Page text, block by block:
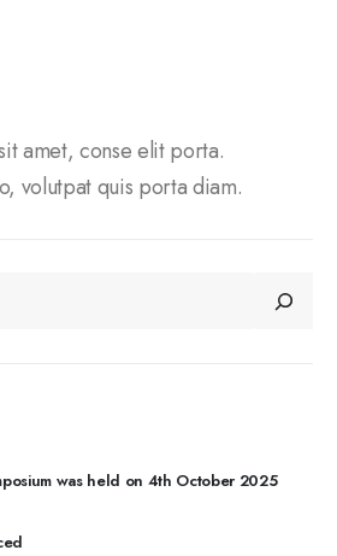
amet, conse elit porta.
volutpat quis porta diam.
was held on 4th October 2025